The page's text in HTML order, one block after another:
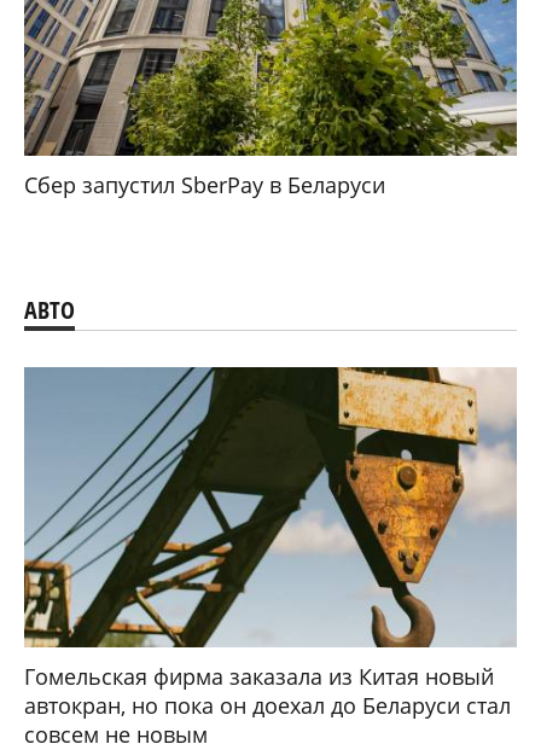
Сбер запустил SberPay в Беларуси
АВТО
Гомельская фирма заказала из Китая новый
автокран, но пока он доехал до Беларуси стал
совсем не новым